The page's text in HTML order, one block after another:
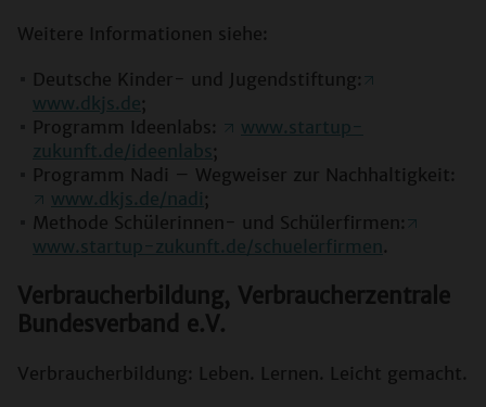
Weitere Informationen siehe:
Deutsche Kinder- und Jugendstiftung:
www.dkjs.de;
Programm Ideenlabs:
www.startup-
zukunft.de/ideenlabs;
Programm Nadi – Wegweiser zur Nachhaltigkeit:
www.dkjs.de/nadi ;
Methode Schülerinnen- und Schülerfirmen:
www.startup-zukunft.de/schuelerfirmen .
Verbraucherbildung, Verbraucherzentrale
Bundesverband e.V.
Verbraucherbildung: Leben. Lernen. Leicht gemacht.